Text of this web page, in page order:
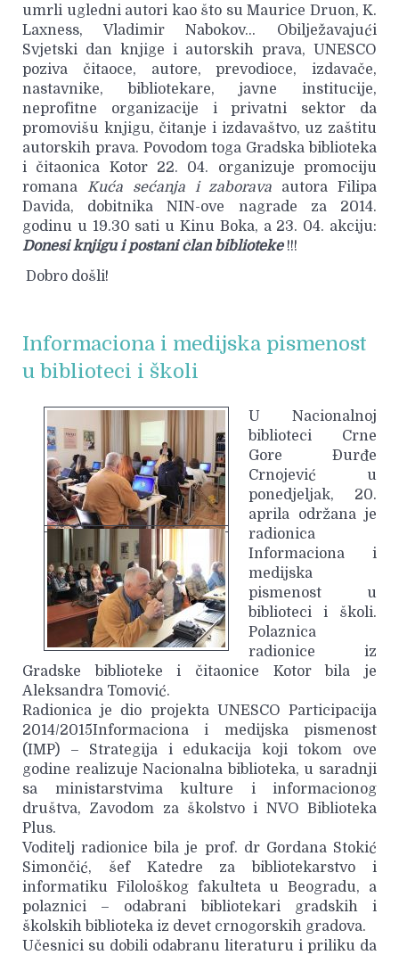
umrli ugledni autori kao što su Maurice Druon, K.
Laxness, Vladimir Nabokov… Obilježavajući
Svjetski dan knjige i autorskih prava, UNESCO
poziva čitaoce, autore, prevodioce, izdavače,
nastavnike, bibliotekare, javne institucije,
neprofitne organizacije i privatni sektor da
promovišu knjigu, čitanje i izdavaštvo, uz zaštitu
autorskih prava. Povodom toga Gradska biblioteka
i čitaonica Kotor 22. 04. organizuje promociju
romana Kuća sećanja i zaborava autora Filipa
Davida, dobitnika NIN-ove nagrade za 2014.
godinu u 19.30 sati u Kinu Boka, a 23. 04. akciju:
Donesi knjigu i postani član biblioteke!!!
Dobro došli!
Informaciona i medijska pismenost
u biblioteci i školi
U Nacionalnoj
biblioteci Crne
Gore Đurđe
Crnojević u
ponedjeljak, 20.
aprila održana je
radionica
Informaciona i
medijska
pismenost u
biblioteci i školi.
Polaznica
radionice iz
Gradske biblioteke i čitaonice Kotor bila je
Aleksandra Tomović.
Radionica je dio projekta UNESCO Participacija
2014/2015Informaciona i medijska pismenost
(IMP) – Strategija i edukacija koji tokom ove
godine realizuje Nacionalna biblioteka, u saradnji
sa ministarstvima kulture i informacionog
društva, Zavodom za školstvo i NVO Biblioteka
Plus.
Voditelj radionice bila je prof. dr Gordana Stokić
Simončić, šef Katedre za bibliotekarstvo i
informatiku Filološkog fakulteta u Beogradu, a
polaznici – odabrani bibliotekari gradskih i
školskih biblioteka iz devet crnogorskih gradova.
Učesnici su dobili odabranu literaturu i priliku da